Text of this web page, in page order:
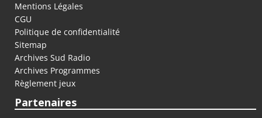
Mentions Légales
CGU
Politique de confidentialité
Sitemap
Archives Sud Radio
Archives Programmes
Règlement jeux
Partenaires